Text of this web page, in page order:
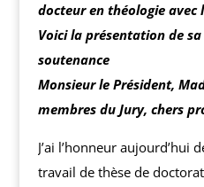
docteur en théologie
Voici la présentation de
soutenance
Monsieur le Président,
membres du Jury, chers
J’ai l’honneur aujourd’hui
travail de thèse de